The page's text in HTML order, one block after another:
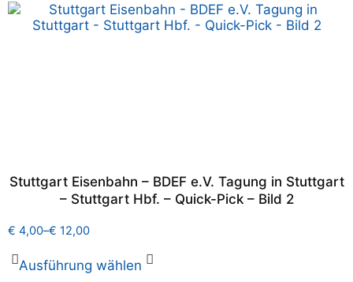
Stuttgart Eisenbahn – BDEF e.V. Tagung in Stuttgart
– Stuttgart Hbf. – Quick-Pick – Bild 2
€ 4,00–€ 12,00
Ausführung wählen